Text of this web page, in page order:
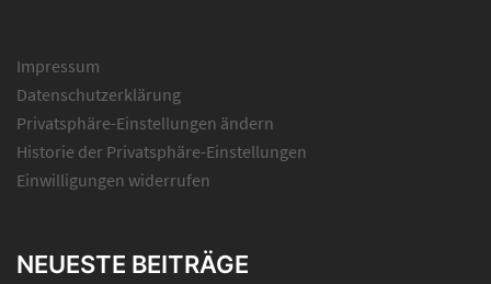
Impressum
Datenschutzerklärung
Privatsphäre-Einstellungen ändern
Historie der Privatsphäre-Einstellungen
Einwilligungen widerrufen
NEUESTE BEITRÄGE